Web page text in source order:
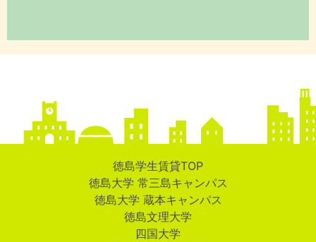
徳島学生賃貸TOP
徳島大学 常三島キャンパス
徳島大学 蔵本キャンパス
徳島文理大学
四国大学